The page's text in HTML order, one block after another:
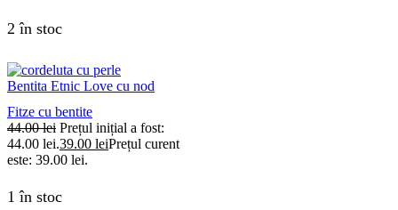
2 în stoc
Bentita Etnic Love cu nod
Fitze cu bentite
44.00lei Prețul inițial a fost:
44.00 lei.39.00 leiPrețul curent
este: 39.00 lei.
1 în stoc